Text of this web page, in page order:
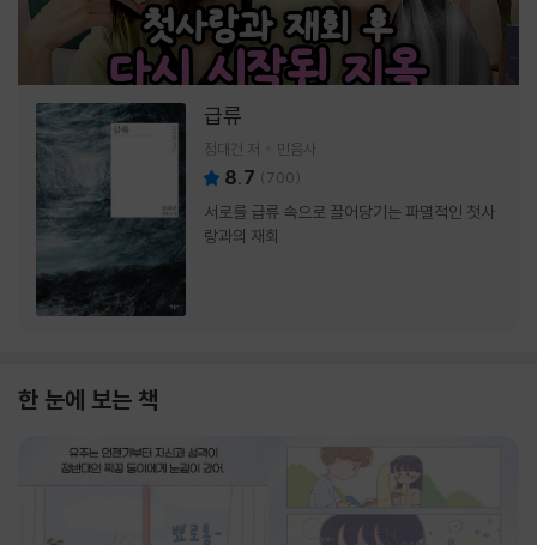
급류
정대건 저 민음사
8.7 (700)
서로를 급류 속으로 끌어당기는 파멸적인 첫사
랑과의 재회
한 눈에 보는 책